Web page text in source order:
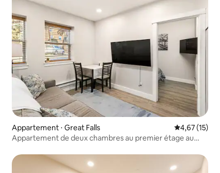
Appartement ⋅ Great Falls Évaluation
4,67 (15)
Appartement de deux chambres au premier étage au